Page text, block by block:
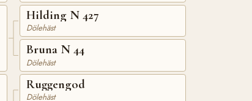
Hilding N 427
Dölehäst
Bruna N 44
Dölehäst
Ruggengod
Dölehäst